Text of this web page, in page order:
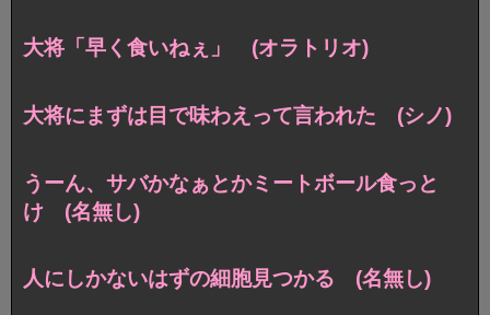
大将「早く食いねぇ」 (オラトリオ)
大将にまずは目で味わえって言われた (シノ)
うーん、サバかなぁとかミートボール食っと
け (名無し)
人にしかないはずの細胞見つかる (名無し)